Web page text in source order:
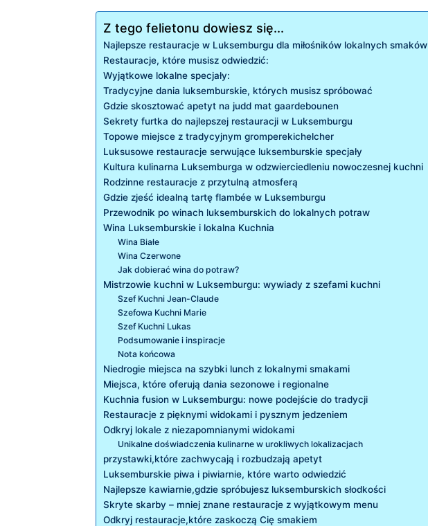
Z tego felietonu dowiesz się...
Najlepsze ⁢restauracje w Luksemburgu dla miłośników‍ lokalnych‌ smaków
Restauracje, które ⁢musisz odwiedzić:
Wyjątkowe ​lokalne specjały:
Tradycyjne dania luksemburskie, których musisz spróbować
Gdzie skosztować apetyt na judd ​mat ⁤gaardebounen
Sekrety furtka do najlepszej restauracji w Luksemburgu
Topowe miejsce z ‍tradycyjnym gromperekichelcher
Luksusowe restauracje ⁢serwujące ‌luksemburskie specjały
Kultura kulinarna Luksemburga w odzwierciedleniu nowoczesnej kuchni
Rodzinne restauracje z przytulną⁣ atmosferą
Gdzie zjeść idealną tartę ⁣flambée w‍ Luksemburgu
Przewodnik po⁣ winach luksemburskich‍ do lokalnych potraw
Wina Luksemburskie i lokalna Kuchnia
Wina Białe
Wina Czerwone
Jak dobierać​ wina do potraw?
Mistrzowie kuchni‍ w Luksemburgu:⁤ wywiady z szefami kuchni
Szef Kuchni Jean-Claude
Szefowa Kuchni⁢ Marie
Szef Kuchni Lukas
Podsumowanie ‌i inspiracje
Nota końcowa
Niedrogie miejsca na szybki lunch z lokalnymi⁣ smakami
Miejsca, które oferują dania sezonowe i ​regionalne
Kuchnia fusion w Luksemburgu: nowe podejście do tradycji
Restauracje z pięknymi⁣ widokami⁢ i pysznym jedzeniem
Odkryj lokale z niezapomnianymi widokami
Unikalne ​doświadczenia kulinarne w urokliwych lokalizacjach
przystawki,które‌ zachwycają i ⁢rozbudzają apetyt
Luksemburskie piwa i ​piwiarnie, które⁢ warto⁣ odwiedzić
Najlepsze kawiarnie,gdzie spróbujesz luksemburskich ‍słodkości
Skryte ⁢skarby‌ – mniej znane restauracje z wyjątkowym menu
Odkryj restauracje,które ⁤zaskoczą⁢ Cię smakiem